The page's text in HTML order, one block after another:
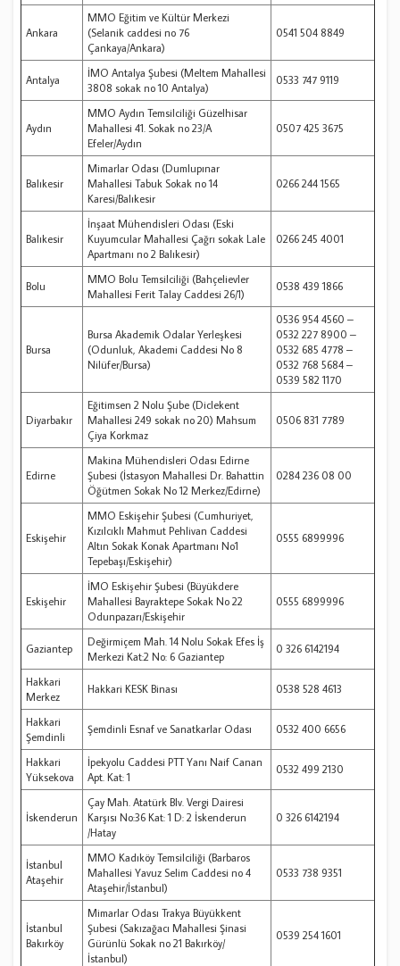
Ankara
MMO Eğitim ve Kültür Merkezi
(Selanik caddesi no 76
Çankaya/Ankara)
0541 504 8849
Antalya
İMO Antalya Şubesi (Meltem Mahallesi
3808 sokak no 10 Antalya)
0533 747 9119
Aydın
MMO Aydın Temsilciliği Güzelhisar
Mahallesi 41. Sokak no 23/A
Efeler/Aydın
0507 425 3675
Balıkesir
Mimarlar Odası (Dumlupınar
Mahallesi Tabuk Sokak no 14
Karesi/Balıkesir
0266 244 1565
Balıkesir
İnşaat Mühendisleri Odası (Eski
Kuyumcular Mahallesi Çağrı sokak Lale
Apartmanı no 2 Balıkesir)
0266 245 4001
Bolu
MMO Bolu Temsilciliği (Bahçelievler
Mahallesi Ferit Talay Caddesi 26/1)
0538 439 1866
Bursa
Bursa Akademik Odalar Yerleşkesi
(Odunluk, Akademi Caddesi No 8
Nilüfer/Bursa)
0536 954 4560 –
0532 227 8900 –
0532 685 4778 –
0532 768 5684 –
0539 582 1170
Diyarbakır
Eğitimsen 2 Nolu Şube (Diclekent
Mahallesi 249 sokak no 20) Mahsum
Çiya Korkmaz
0506 831 7789
Edirne
Makina Mühendisleri Odası Edirne
Şubesi (İstasyon Mahallesi Dr. Bahattin
Öğütmen Sokak No 12 Merkez/Edirne)
0284 236 08 00
Eskişehir
MMO Eskişehir Şubesi (Cumhuriyet,
Kızılcıklı Mahmut Pehlivan Caddesi
Altın Sokak Konak Apartmanı No1
Tepebaşı/Eskişehir)
0555 6899996
Eskişehir
İMO Eskişehir Şubesi (Büyükdere
Mahallesi Bayraktepe Sokak No 22
Odunpazarı/Eskişehir
0555 6899996
Gaziantep
Değirmiçem Mah. 14 Nolu Sokak Efes İş
Merkezi Kat:2 No: 6 Gaziantep
0 326 6142194
Hakkari
Merkez
Hakkari KESK Binası 0538 528 4613
Hakkari
Şemdinli
Şemdinli Esnaf ve Sanatkarlar Odası 0532 400 6656
Hakkari
Yüksekova
İpekyolu Caddesi PTT Yanı Naif Canan
Apt. Kat: 1
0532 499 2130
İskenderun
Çay Mah. Atatürk Blv. Vergi Dairesi
Karşısı No:36 Kat: 1 D: 2 İskenderun
/Hatay
0 326 6142194
İstanbul
Ataşehir
MMO Kadıköy Temsilciliği (Barbaros
Mahallesi Yavuz Selim Caddesi no 4
Ataşehir/İstanbul)
0533 738 9351
İstanbul
Bakırköy
Mimarlar Odası Trakya Büyükkent
Şubesi (Sakızağacı Mahallesi Şinasi
Gürünlü Sokak no 21 Bakırköy/
İstanbul)
0539 254 1601